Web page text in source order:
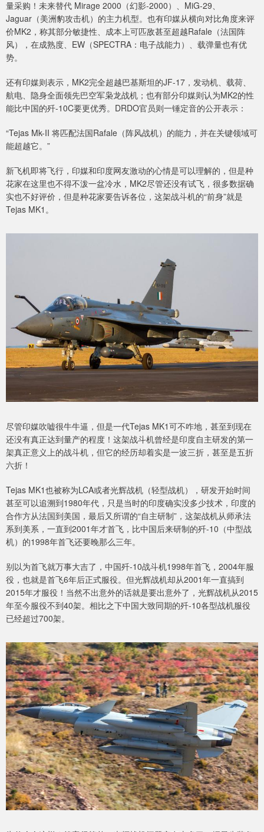
量采购！未来替代 Mirage 2000（幻影-2000）、MiG-29、
Jaguar（美洲豹攻击机）的主力机型。也有印媒从横向对比角度来评
价MK2，称其部分敏捷性、成本上可匹敌甚至超越Rafale（法国阵
风），在成熟度、EW（SPECTRA：电子战能力）、载弹量也有优
势。
还有印媒则表示，MK2完全超越巴基斯坦的JF-17，发动机、载荷、
航电、隐身全面领先巴空军枭龙战机；也有部分印媒则认为MK2的性
能比中国的歼-10C要更优秀。DRDO官员则一锤定音的公开表示：
“Tejas Mk-II 将匹配法国Rafale（阵风战机）的能力，并在关键领域可
能超越它。”
新飞机即将飞行，印媒和印度网友激动的心情是可以理解的，但是种
花家在这里也不得不泼一盆冷水，MK2尽管还没有试飞，很多数据确
实也不好评价，但是种花家要告诉各位，这架战斗机的“前身”就是
Tejas MK1。
尽管印媒吹嘘很牛牛逼，但是一代Tejas MK1可不咋地，甚至到现在
还没有真正达到量产的程度！这架战斗机曾经是印度自主研发的第一
架真正意义上的战斗机，但它的经历却着实是一波三折，甚至是五折
六折！
Tejas MK1也被称为LCA或者光辉战机（轻型战机），研发开始时间
甚至可以追溯到1980年代，只是当时的印度确实没多少技术，印度的
合作方从法国到美国，最后又所谓的“自主研制”，这架战机从师承法
系到美系，一直到2001年才首飞，比中国后来研制的歼-10（中型战
机）的1998年首飞还要晚那么三年。
别以为首飞就万事大吉了，中国歼-10战斗机1998年首飞，2004年服
役，也就是首飞6年后正式服役。但光辉战机却从2001年一直搞到
2015年才服役！当然不出意外的话就是要出意外了，光辉战机从2015
年至今服役不到40架。相比之下中国大致同期的歼-10各型战机服役
已经超过700架。